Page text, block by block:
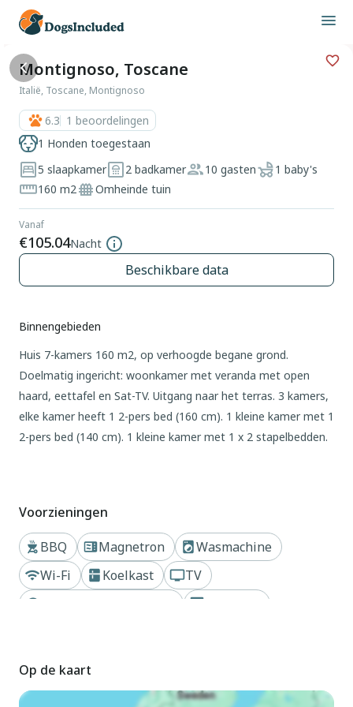
Montignoso, Toscane
Italië, Toscane, Montignoso
6.3 1 beoordelingen
1 Honden toegestaan
5 slaapkamer
2 badkamer 10 gasten
1 baby's
160 m2
Omheinde tuin
Vanaf
€105.04Nacht
Beschikbare data
Binnengebieden
Huis 7-kamers 160 m2, op verhoogde begane grond.
Doelmatig ingericht: woonkamer met veranda met open
haard, eettafel en Sat-TV. Uitgang naar het terras. 3 kamers,
elke kamer heeft 1 2-pers bed (160 cm). 1 kleine kamer met 1
2-pers bed (140 cm). 1 kleine kamer met 1 x 2 stapelbedden.
bad/bidet/WC. Gas-verwarming. Verwarming alleen
beschikbaar van 01.11. tot 15.04. Terras. Terrasmeubelen,
barbecue, ligstoelen (4). Mooi uitzicht in de verte op het
landschap en de oceaan. Ter beschikking: wasmachine,
kinderbed tot 2 jaar, haardroger. Internet (WiFi, gratis).
brandblusser. IT045011C2SYVILO4W
Buiten
Voorzieningen
BBQ
Magnetron
Wasmachine
Wi-Fi
Koelkast
TV
Op de kaart